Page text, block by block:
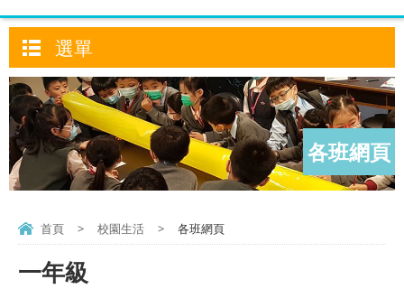
選單
各班網頁
首頁 > 校園生活 > 各班網頁
一年級